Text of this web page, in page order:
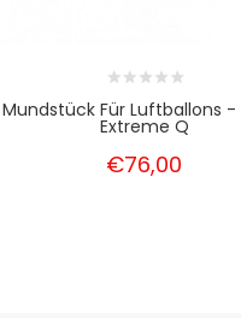
Mundstück Für Luftballons -
Extreme Q
€76,00